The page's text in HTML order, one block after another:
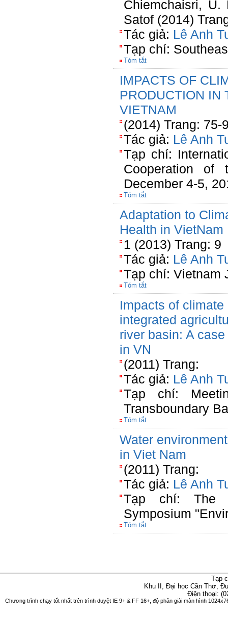
Chiemchaisri, U.
Satof (2014)
Tác giả: Lê Anh
Tạp chí:
Tóm tắt
IMPACTS OF
PRODUCTION IN
VIETNAM
(2014) Trang: 75-
Tác giả: Lê Anh
Tạp chí:
Cooperation of
December 4-5,
Tóm tắt
Adaptation to
Health in VietNam
1 (2013) Trang: 9
Tác giả: Lê Anh
Tạp chí: Vietnam
Tóm tắt
Impacts of
integrated
river basin: A
in VN
(2011) Trang:
Tác giả: Lê Anh
Tạp chí:
Transboundary
Tóm tắt
Water
in Viet Nam
(2011) Trang:
Tác giả: Lê Anh
Tạp chí: The
Symposium
Tóm tắt
Tạp
Khu II, Đại học Cần Thơ,
Điện thoại:
Chương trình chạy tốt nhất trên trình duyệt IE 9+ & FF 16+, độ phân giải màn hình